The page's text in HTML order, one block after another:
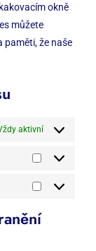
okně
můžete
paměti, že naše
aktivní
Statistické